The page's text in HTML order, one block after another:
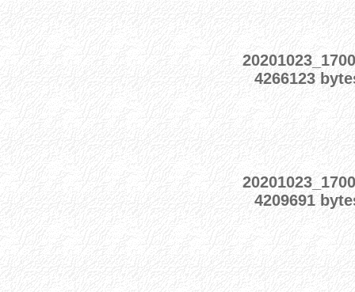
4266123
4209691